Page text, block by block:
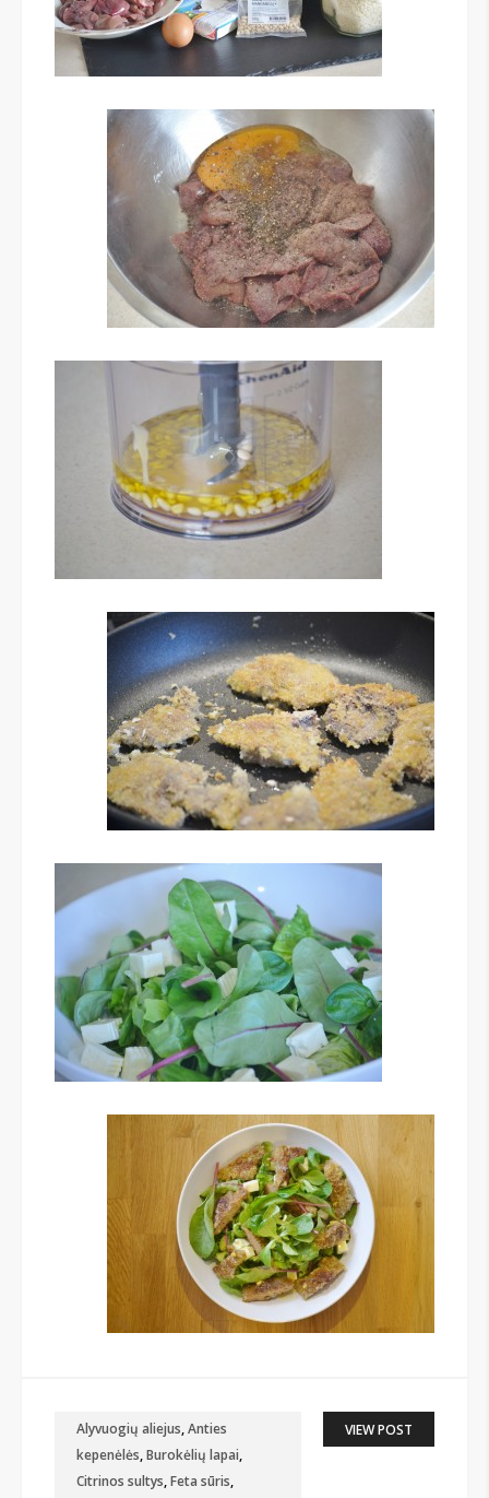
Alyvuogių aliejus,Anties
kepenėlės,Burokėlių lapai,
Citrinos sultys,Feta sūris,
VIEW POST